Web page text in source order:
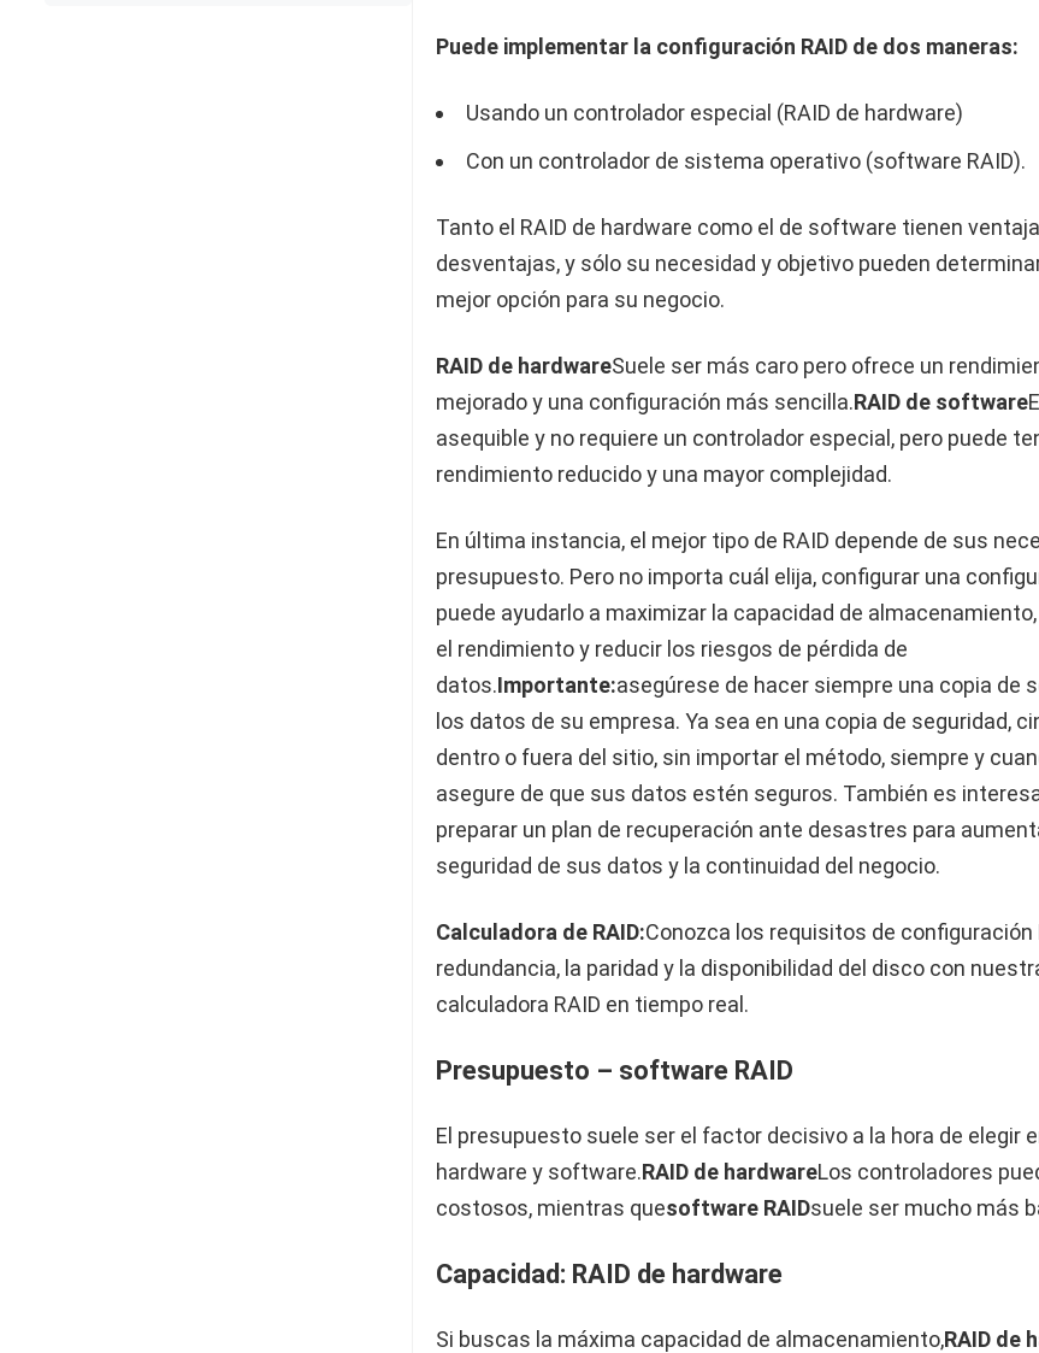
Puede implementar la configuración RAID de dos maneras:
Usando un controlador especial (RAID de hardware)
Con un controlador de sistema operativo (software RAID).
Tanto el RAID de hardware como el de software tienen
desventajas, y sólo su necesidad y objetivo pueden
mejor opción para su negocio.
RAID de hardwareSuele ser más caro pero ofrece un
mejorado y una configuración más sencilla.RAID de software
asequible y no requiere un controlador especial, pero puede
rendimiento reducido y una mayor complejidad.
En última instancia, el mejor tipo de RAID depende de sus
presupuesto. Pero no importa cuál elija, configurar una
puede ayudarlo a maximizar la capacidad de
el rendimiento y reducir los riesgos de pérdida de
datos.Importante:asegúrese de hacer siempre una copia de
los datos de su empresa. Ya sea en una copia de seguridad,
dentro o fuera del sitio, sin importar el método, siempre y
asegure de que sus datos estén seguros. También es
preparar un plan de recuperación ante desastres para
seguridad de sus datos y la continuidad del negocio.
Calculadora de RAID:Conozca los requisitos de configuración
redundancia, la paridad y la disponibilidad del disco con
calculadora RAID en tiempo real.
Presupuesto – software RAID
El presupuesto suele ser el factor decisivo a la hora de elegir
hardware y software.RAID de hardwareLos controladores
costosos, mientras quesoftware RAIDsuele ser mucho más
Capacidad: RAID de hardware
Si buscas la máxima capacidad de almacenamiento,RAID de